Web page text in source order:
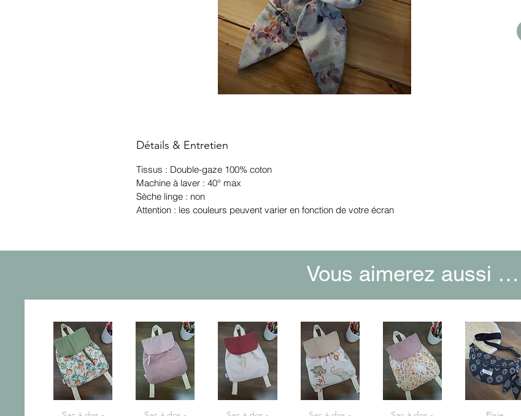
Détails & Entretien
Tissus : Double-gaze 100% coton
Machine à laver : 40° max
Sèche linge : non
Attention : les couleurs peuvent varier en fonction de votre écran
Vous aimerez aussi …